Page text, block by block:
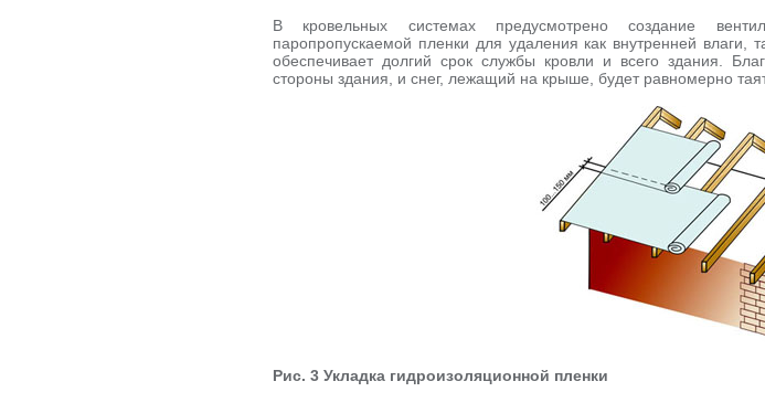
В кровельных системах предусмотрено создание
паропропускаемой пленки для удаления как внутренней
обеспечивает долгий срок службы кровли и всего здания.
стороны здания, и снег, лежащий на крыше, будет равномерно
Рис. 3 Укладка гидроизоляционной пленки